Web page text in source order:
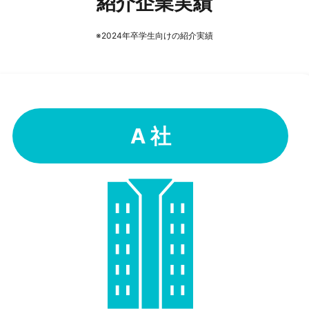
※2024年卒学生向けの紹介実績
A 社